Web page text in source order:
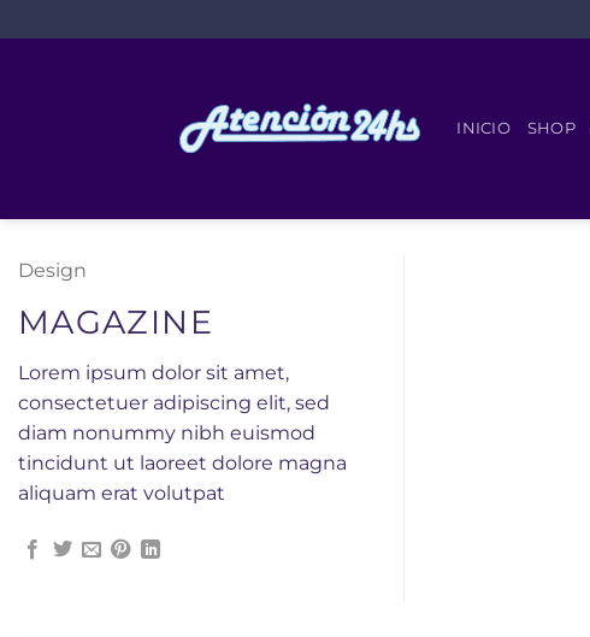
al
INICIO SHOP
Design
MAGAZINE
Lorem ipsum dolor sit amet,
consectetuer adipiscing elit, sed
diam nonummy nibh euismod
tincidunt ut laoreet dolore magna
aliquam erat volutpat